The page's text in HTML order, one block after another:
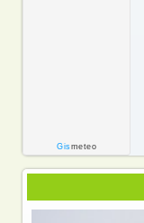
Gismeteo